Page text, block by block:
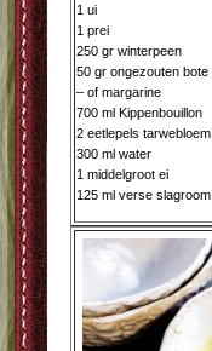
1 ui
1 prei
250 gr winterpeen
50 gr ongezouten bote
– of margarine
700 ml Kippenbouillon
2 eetlepels tarwebloem
300 ml water
1 middelgroot ei
125 ml verse slagroom